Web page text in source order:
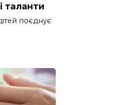
таланти
поєднує